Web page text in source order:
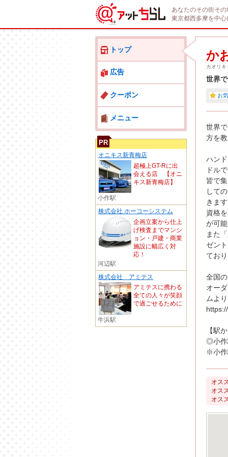
あなたのその街そ
東京都西多摩を中
トップ
広告
クーポン
メニュー
PR
オニキス新青梅店
超極上GT-Rに出
会える店 【オニ
キス新青梅店】
小作駅
株式会社 ホーコーシステム
企画立案から仕上
げ検査までマンシ
ョン・戸建・商業
施設に幅広く対
応！
河辺駅
株式会社 アミテス
アミテスに携わる
全ての人々が笑顔
で過ごせるために
牛浜駅
か
カオリキ
世界
お
世界
方を
ハン
ドル
皆で
して
きま
資格
が可
また
ゼン
てお
全国
オー
ムよ
【駅
◎小作
※小作
オス
オス
オス